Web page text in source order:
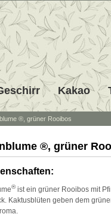
Kakao
®, grüner Rooibos
®, grüner
®ist ein grüner Rooibos mit
Kaktusblüten geben dem